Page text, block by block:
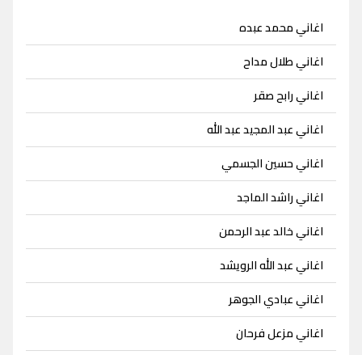
اغاني محمد عبده
اغاني طلال مداح
اغاني رابح صقر
اغاني عبد المجيد عبد الله
اغاني حسين الجسمي
اغاني راشد الماجد
اغاني خالد عبد الرحمن
اغاني عبد الله الرويشد
اغاني عبادي الجوهر
اغاني مزعل فرحان